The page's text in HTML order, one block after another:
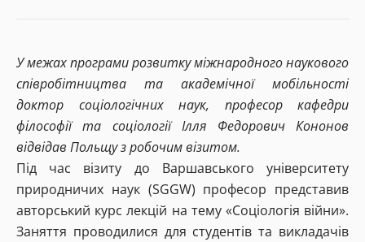
У межах програми розвитку міжнародного наукового
співробітництва та академічної мобільності
доктор соціологічних наук, професор кафедри
філософії та соціології Ілля Федорович Кононов
відвідав Польщу з робочим візитом.
Під час візиту до Варшавського університету
природничих наук (SGGW) професор представив
авторський курс лекцій на тему «Соціологія війни».
Заняття проводилися для студентів та викладачів